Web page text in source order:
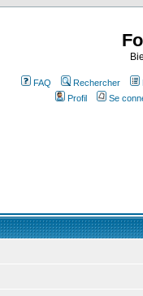
FAQ Rechercher
Profil
Se